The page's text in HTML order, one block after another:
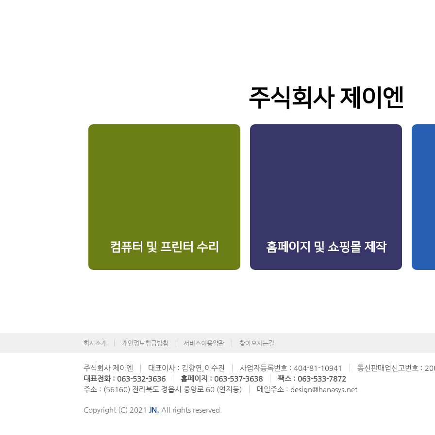
주식회사 제이엔
컴퓨터 및 프린터 수리 홈페이지 및 쇼핑몰 제작
회사소개 개인정보취급방침 서비스이용약관 찾아오시는길
주식회사 제이엔 대표이사 : 김향연,이수진 사업자등록번호 : 404-81-10941 통신판매업신고번호 :
대표전화 : 063-532-3636
홈페이지 : 063-537-3638
팩스 : 063-533-7872
주소 : (56160) 전라북도 정읍시 중앙로 60 (연지동)
메일주소 : design@hanasys.net
Copyright (C) 2021 JN. All rights reserved.